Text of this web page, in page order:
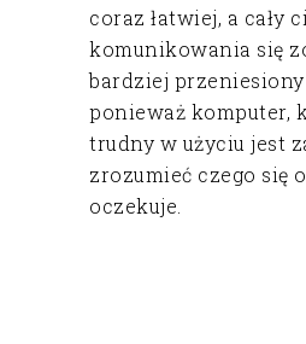
coraz łatwiej, a cały
komunikowania się
bardziej przeniesiony
ponieważ komputer,
trudny w użyciu jest
zrozumieć czego się
oczekuje.